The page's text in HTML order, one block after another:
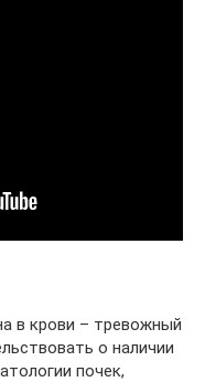
в крови – тревожный
о наличии
почек,